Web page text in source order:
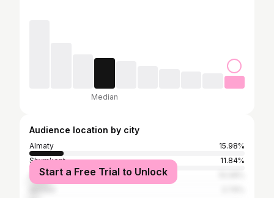
Median
Audience location by city
Almaty
15.98%
Shymkent
11.84%
Astana
Start a Free Trial to Unlock